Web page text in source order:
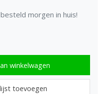
morgen in huis!
winkelwagen
toevoegen